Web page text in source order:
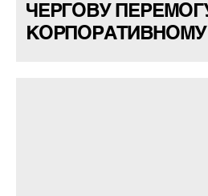
ЧЕРГОВУ
КОРПОРАТИВНОМУ